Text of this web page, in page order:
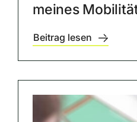
meines
Beitrag lesen